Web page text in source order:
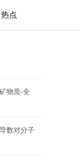
热点
物质-全
数对分子